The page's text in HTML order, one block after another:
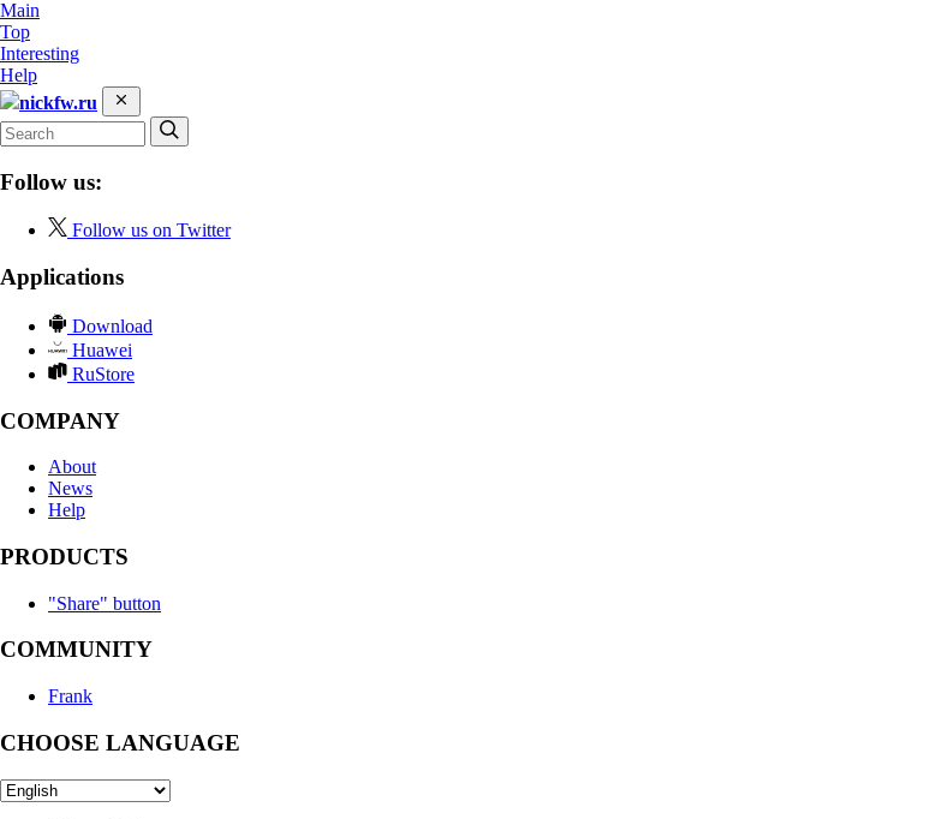
Main
Top
Interesting
Help
nickfw.ru
Follow us:
Follow us on Twitter
Applications
Download
Huawei
RuStore
COMPANY
About
News
Help
PRODUCTS
"Share" button
COMMUNITY
Frank
CHOOSE LANGUAGE